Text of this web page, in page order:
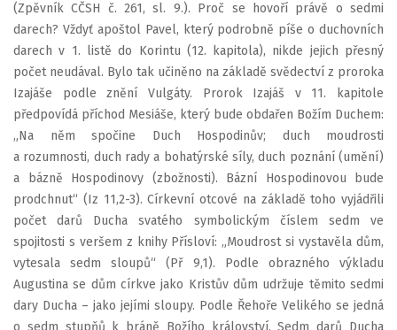
(Zpěvník CČSH č. 261, sl. 9.). Proč se hovoří právě o sedmi
darech? Vždyť apoštol Pavel, který podrobně píše o duchovních
darech v 1. listě do Korintu (12. kapitola), nikde jejich přesný
počet neudával. Bylo tak učiněno na základě svědectví z proroka
Izajáše podle znění Vulgáty. Prorok Izajáš v 11. kapitole
předpovídá příchod Mesiáše, který bude obdařen Božím Duchem:
„Na něm spočine Duch Hospodinův; duch moudrosti
a rozumnosti, duch rady a bohatýrské síly, duch poznání (umění)
a bázně Hospodinovy (zbožnosti). Bázní Hospodinovou bude
prodchnut“ (Iz 11,2-3). Církevní otcové na základě toho vyjádřili
počet darů Ducha svatého symbolickým číslem sedm ve
spojitosti s veršem z knihy Přísloví: „Moudrost si vystavěla dům,
vytesala sedm sloupů“ (Př 9,1). Podle obrazného výkladu
Augustina se dům církve jako Kristův dům udržuje těmito sedmi
dary Ducha – jako jejími sloupy. Podle Řehoře Velikého se jedná